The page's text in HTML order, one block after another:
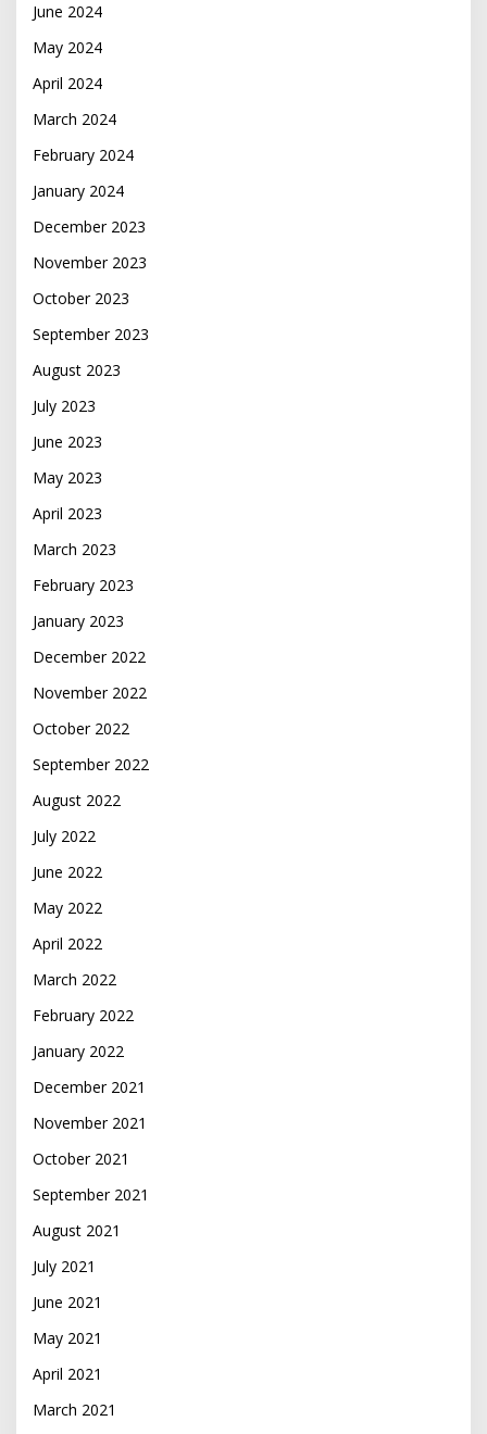
June 2024
May 2024
April 2024
March 2024
February 2024
January 2024
December 2023
November 2023
October 2023
September 2023
August 2023
July 2023
June 2023
May 2023
April 2023
March 2023
February 2023
January 2023
December 2022
November 2022
October 2022
September 2022
August 2022
July 2022
June 2022
May 2022
April 2022
March 2022
February 2022
January 2022
December 2021
November 2021
October 2021
September 2021
August 2021
July 2021
June 2021
May 2021
April 2021
March 2021